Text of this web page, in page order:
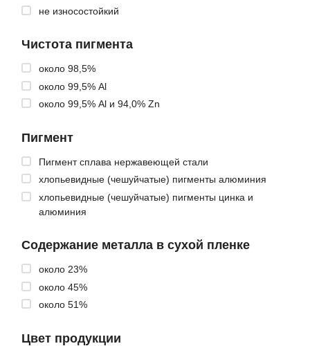
не износостойкий
Чистота пигмента
около 98,5%
около 99,5% Al
около 99,5% Al и 94,0% Zn
Пигмент
Пигмент сплава нержавеющей стали
хлопьевидные (чешуйчатые) пигменты алюминия
хлопьевидные (чешуйчатые) пигменты цинка и
алюминия
Содержание металла в сухой пленке
около 23%
около 45%
около 51%
Цвет продукции